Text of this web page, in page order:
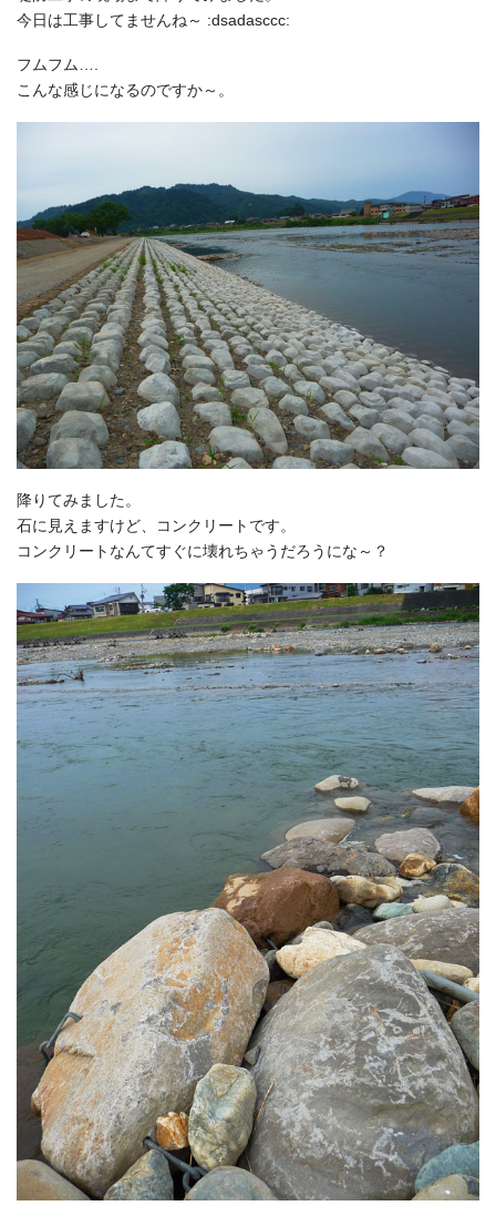
今日は工事してませんね～ :dsadasccc:
フムフム….
こんな感じになるのですか～。
降りてみました。
石に見えますけど、コンクリートです。
コンクリートなんてすぐに壊れちゃうだろうにな～？